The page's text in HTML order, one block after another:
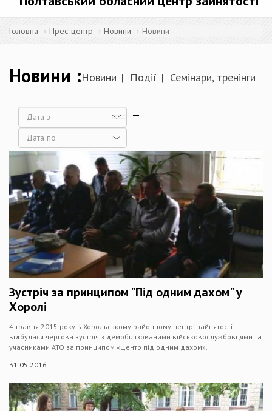
Головна Прес-центр Новини Новини
Новини Новини Події Семінари, тренінги
Дата
Дата
Зустріч за принципом "Під одним дахом" у
Хоролі
4 травня 2015 року в Хорольському районному центрі зайнятості
відбулася чергова зустріч з демобілізованими військовослужбовцями та
учасниками АТО за принципом «Центр під одним дахом».
31.05.2016